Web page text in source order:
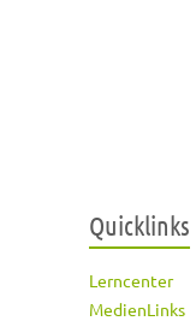
Quicklinks
Lerncenter
MedienLinks